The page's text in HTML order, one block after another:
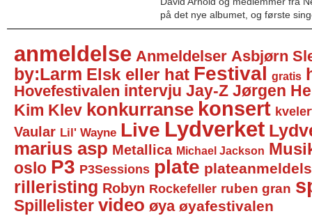
på det nye albumet, og første
anmeldelse Anmeldelser Asbjørn
by:Larm Elsk eller hat Festival gratis
Hovefestivalen intervju Jay-Z Jørgen
Kim Klev konkurranse konsert
Vaular Lil' Wayne Live Lydverket
marius asp Metallica Michael Jackson
oslo P3 P3Sessions plate
rilleristing Robyn Rockefeller ruben gran
Spillelister video øya øyafestivalen